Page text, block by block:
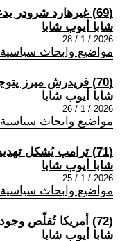
(69) غيرهارد شرودر يدعو إلى التعاون مع روسيا
شابا أيوب شابا
2026 / 1 / 28
مواضيع وابحاث سياسية
(70) فريدرش ميرز يتوجه أخيراً نحو بوتين
شابا أيوب شابا
2026 / 1 / 26
مواضيع وابحاث سياسية
(71) ترامب يُشكل تهديداً حقيقياً للسلام العالمي
شابا أيوب شابا
2026 / 1 / 25
مواضيع وابحاث سياسية
(72) أمريكا تُقلّص وجودها العسكري في أوروبا
شابا أيوب شابا